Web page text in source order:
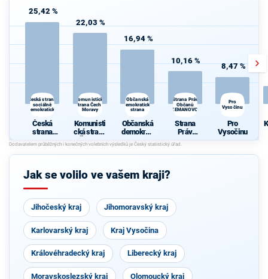
25,42 %
Česká strana
sociálně
demokratická
Česká
strana
sociálně
demokrati
cká
22,03 %
Komunistická
strana Čech a
Moravy
Komunisti
cká strana
Čech a
Moravy
16,94 %
Občanská
demokratická
strana
Občanská
demokrati
cká strana
10,16 %
Strana Práv
Občanů
ZEMANOVCI
Strana
Práv
Občanů
ZEMANO
VCI
8,47 %
Pro
Vysočinu
Pro
Vysočinu
Jak se volilo ve vašem kraji?
Jihočeský kraj Jihomoravský kraj
Karlovarský kraj Kraj Vysočina
Královéhradecký kraj Liberecký kraj
Moravskoslezský kraj Olomoucký kraj